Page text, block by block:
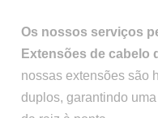
Os nossos serviços
Extensões de cabelo
nossas extensões são
duplos, garantindo